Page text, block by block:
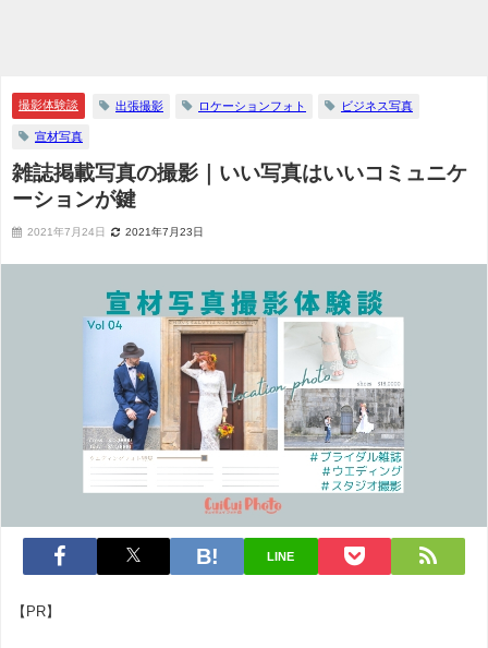
撮影体験談 出張撮影 ロケーションフォト ビジネス写真
宣材写真
雑誌掲載写真の撮影｜いい写真はいいコミュニケ
ーションが鍵
2021年7月24日 2021年7月23日
LINE
【PR】